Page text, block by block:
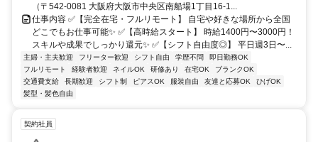
（〒542-0081 大阪府大阪市中央区南船場1丁目16-1...
仕事内容 ✅【完全在宅・フルリモート】 自宅や好きな場所から全国
どこでもお仕事可能✨ ✅【高時給スタート】 時給1400円〜3000円！
スキルや成果でしっかり還元✨ ✅【シフト自由度◎】 平日週3日〜...
主婦・主夫歓迎 フリーター歓迎 シフト自由 学歴不問
即日勤務OK
フルリモート
経験者歓迎 ネイルOK 研修あり 在宅OK
ブランクOK
交通費支給
長期歓迎 シフト制 ピアスOK 服装自由 友達と応募OK
ひげOK
髪型・髪色自由
契約社員